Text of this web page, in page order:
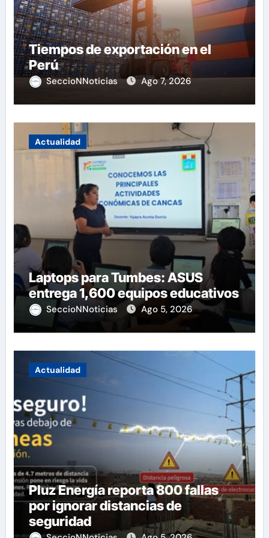
Tiempos de exportación en el
Perú
SeccioNNoticias Ago 7, 2026
Actualidad
Laptops para Tumbes: ASUS
entrega 1,600 equipos educativos
SeccioNNoticias Ago 5, 2026
Actualidad
Pluz Energía reporta 800 fallas
por ignorar distancias de
seguridad